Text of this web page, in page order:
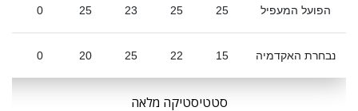
הפועל המעפיל 25
25
23
25
0
נבחרת האקדמיה 15
22
25
20
0
סטטיסטיקה מלאה